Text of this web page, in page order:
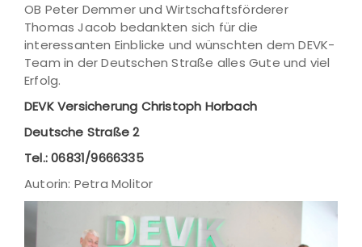
OB Peter Demmer und Wirtschaftsförderer
Thomas Jacob bedankten sich für die
interessanten Einblicke und wünschten dem DEVK-
Team in der Deutschen Straße alles Gute und viel
Erfolg.
DEVK Versicherung Christoph Horbach
Deutsche Straße 2
Tel.: 06831/9666335
Autorin: Petra Molitor